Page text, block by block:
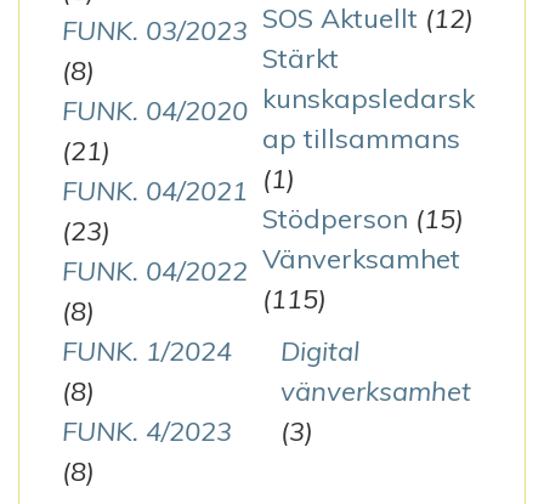
FUNK. 03/2023
(8)
FUNK. 04/2020
(21)
FUNK. 04/2021
(23)
FUNK. 04/2022
(8)
FUNK. 1/2024
(8)
FUNK. 4/2023
(8)
SOS Aktuellt (12)
Stärkt
kunskapsledarsk
ap tillsammans
(1)
Stödperson (15)
Vänverksamhet
(115)
Digital
vänverksamhet
(3)